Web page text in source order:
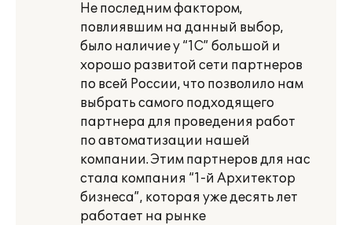
Не последним фактором,
повлиявшим на данный выбор,
было наличие у “1С” большой и
хорошо развитой сети партнеров
по всей России, что позволило нам
выбрать самого подходящего
партнера для проведения работ
по автоматизации нашей
компании. Этим партнеров для нас
стала компания “1-й Архитектор
бизнеса”, которая уже десять лет
работает на рынке